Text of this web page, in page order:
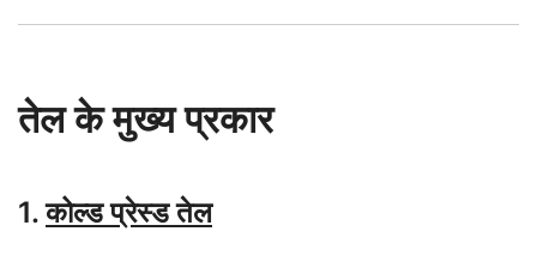
तेल के मुख्य प्रकार
1.कोल्ड प्रेस्ड तेल